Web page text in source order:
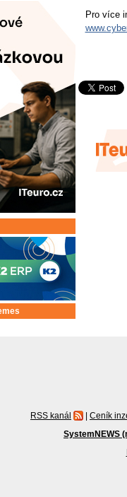
Pro více
RSS kanál | Ceník
SystemNEWS